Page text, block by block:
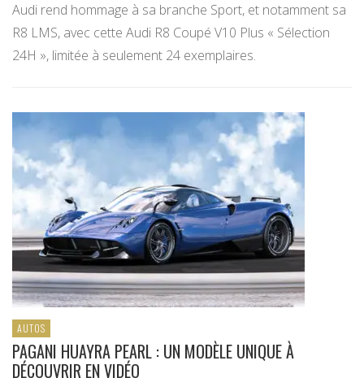
Audi rend hommage à sa branche Sport, et notamment sa
R8 LMS, avec cette Audi R8 Coupé V10 Plus « Sélection
24H », limitée à seulement 24 exemplaires.
AUTOS
PAGANI HUAYRA PEARL : UN MODÈLE UNIQUE À
DÉCOUVRIR EN VIDÉO